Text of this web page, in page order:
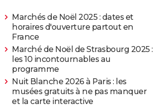
Marchés de Noël 2025 : dates et
horaires d'ouverture partout en
France
Marché de Noël de Strasbourg 2025 :
les 10 incontournables au
programme
Nuit Blanche 2026 à Paris : les
musées gratuits à ne pas manquer
et la carte interactive